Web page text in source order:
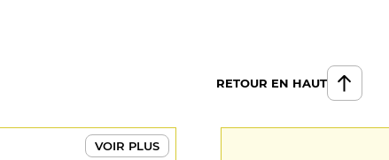
RETOUR EN HAUT
VOIR PLUS